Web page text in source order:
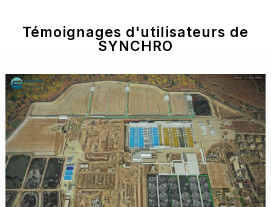
Témoignages d'utilisateurs de
SYNCHRO